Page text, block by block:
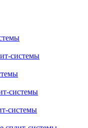
системы
системы
системы